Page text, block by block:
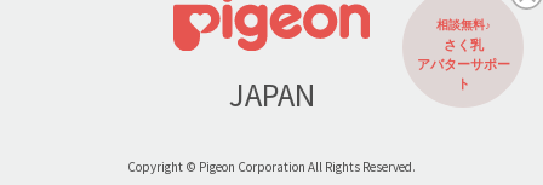
JAPAN
Copyright © Pigeon Corporation All Rights Reserved.
相談無料♪
さく乳
アバターサポー
ト